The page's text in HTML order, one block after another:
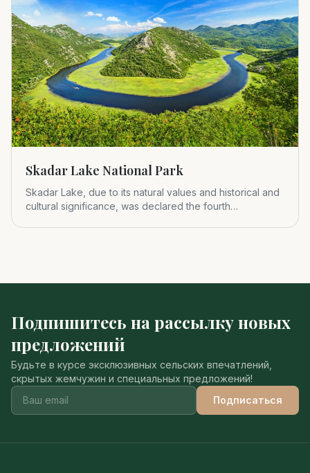
Skadar Lake National Park
Skadar Lake, due to its natural values and historical and
cultural significance, was declared the fourth
Подпишитесь на рассылку новых
предложений
Будьте в курсе эксклюзивных сельских впечатлений,
скрытых жемчужин и специальных предложений!
Подписаться